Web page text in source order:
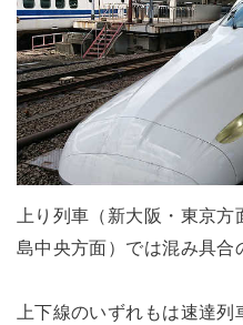
上り列車（新大阪・東京
島中央方面）では混み具合
上下線のいずれもは速達